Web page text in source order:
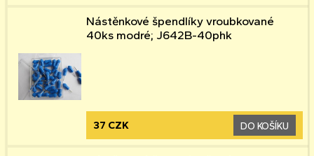
Nástěnkové špendlíky vroubkované
40ks modré; J642B-40phk
37 CZK DO KOŠÍKU